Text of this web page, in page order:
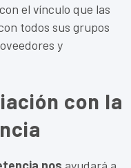
el vínculo que las
todos sus grupos
y
con la